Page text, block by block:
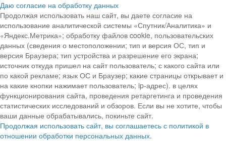
Даю согласие на обработку данных
Продолжая использовать наш сайт, вы даете согласие на
использование аналитической системы «Спутник/Аналитика» и
«Яндекс.Метрика»; обработку файлов cookie, пользовательских
данных (сведения о местоположении; тип и версия ОС, тип и
версия Браузера; тип устройства и разрешение его экрана;
источник откуда пришел на сайт пользователь; с какого сайта или
по какой рекламе; язык ОС и Браузер; какие страницы открывает и
на какие кнопки нажимает пользователь; ip-адрес). в целях
функционирования сайта, проведения ретаргетинга и проведения
статистических исследований и обзоров. Если вы не хотите, чтобы
ваши данные обрабатывались, покиньте сайт.
Продолжая использовать сайт, вы соглашаетесь с политикой в
отношении обработки персональных данных.